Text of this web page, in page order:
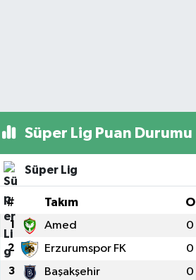
Süper Lig Puan Durumu
Süper Lig
# Takım O
1 Amed 0
2 Erzurumspor FK 0
3 Başakşehir 0